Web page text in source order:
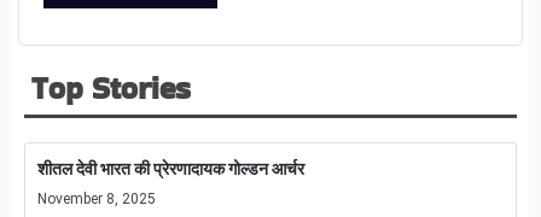
Top Stories
शीतल देवी भारत की प्रेरणादायक गोल्डन आर्चर
November 8, 2025